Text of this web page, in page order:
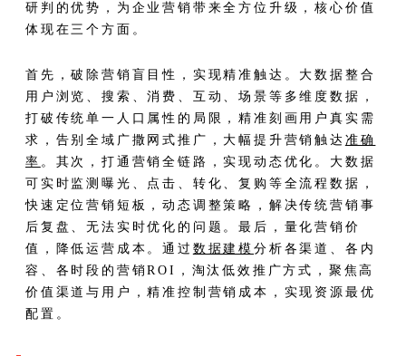
研判的优势，为企业营销带来全方位升级，核心价值
体现在三个方面。
首先，破除营销盲目性，实现精准触达。大数据整合
用户浏览、搜索、消费、互动、场景等多维度数据，
打破传统单一人口属性的局限，精准刻画用户真实需
求，告别全域广撒网式推广，大幅提升营销触达 准确
率 。其次，打通营销全链路，实现动态优化。大数据
可实时监测曝光、点击、转化、复购等全流程数据，
快速定位营销短板，动态调整策略，解决传统营销事
后复盘、无法实时优化的问题。最后，量化营销价
值，降低运营成本。通过 数据建模分析各渠道、各内
容、各时段的营销ROI，淘汰低效推广方式，聚焦高
价值渠道与用户，精准控制营销成本，实现资源最优
配置。